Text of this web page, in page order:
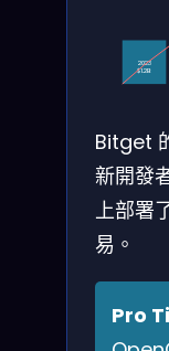
2023
$1.2B
Bitget
新開發
上部署
易。
Pro